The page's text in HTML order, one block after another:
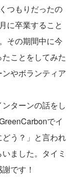
つもりだったの
に卒業すること
その期間中に今
ことをしてみた
やボランティア
ターンの話をし
でイ
う？」と言われ
ました。タイミ
です！